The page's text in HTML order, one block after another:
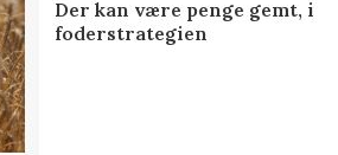
Der kan være penge gemt, i
foderstrategien